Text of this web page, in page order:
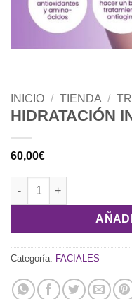
INICIO / TIENDA /
HIDRATACIÓN
60,00€
HIDRATACIÓN INTENSA
Categoría: FACIALES